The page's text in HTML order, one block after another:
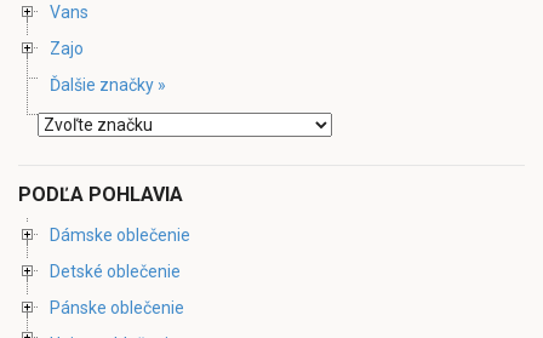
Vans
Zajo
Ďalšie značky »
PODĽA POHLAVIA
Dámske oblečenie
Detské oblečenie
Pánske oblečenie